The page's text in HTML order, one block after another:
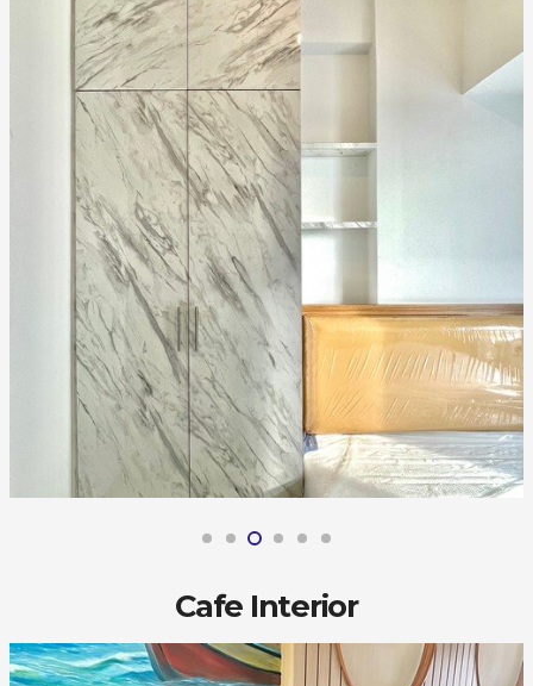
Cafe Interior